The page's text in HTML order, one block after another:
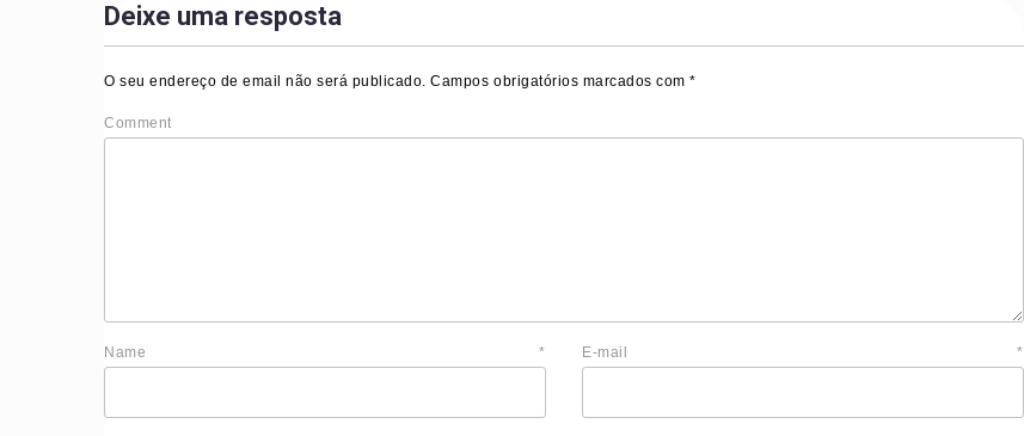
Deixe uma resposta
O seu endereço de email não será publicado. Campos obrigatórios marcados com*
Comment
Name* E-mail*